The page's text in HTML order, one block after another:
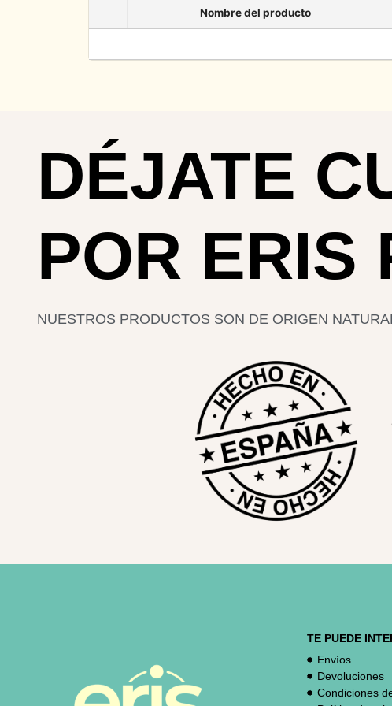
Nombre del producto
DÉJATE
POR ERIS
NUESTROS PRODUCTOS SON DE ORIGEN
TE PUEDE
Envíos
Devoluciones
Condiciones